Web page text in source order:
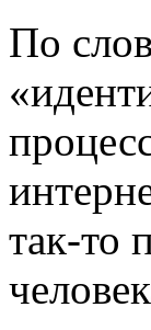
По
так­-то